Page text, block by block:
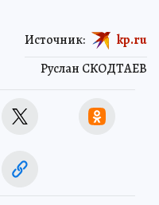
Руслан СКОДТАЕВ
Источник: kp.ru